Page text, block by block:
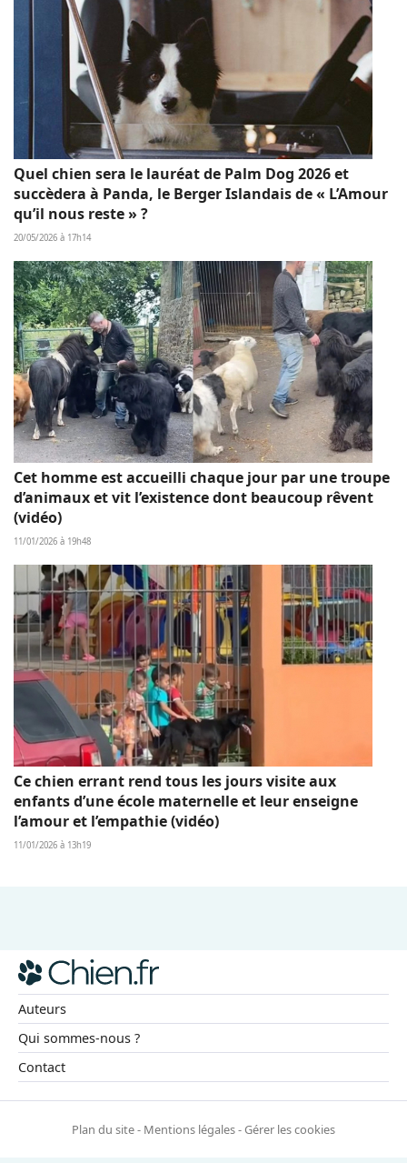
Quel chien sera le lauréat de Palm Dog 2026 et
succèdera à Panda, le Berger Islandais de « L’Amour
qu’il nous reste » ?
20/05/2026 à 17h14
Cet homme est accueilli chaque jour par une troupe
d’animaux et vit l’existence dont beaucoup rêvent
(vidéo)
11/01/2026 à 19h48
Ce chien errant rend tous les jours visite aux
enfants d’une école maternelle et leur enseigne
l’amour et l’empathie (vidéo)
11/01/2026 à 13h19
Auteurs
Qui sommes-nous ?
Contact
Plan du site- Mentions légales-Gérer les cookies